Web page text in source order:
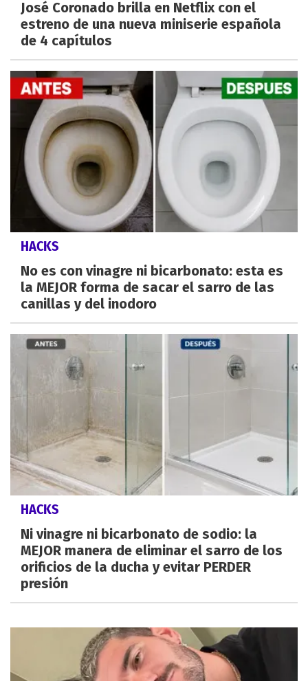
José Coronado brilla en Netflix con el
estreno de una nueva miniserie española
de 4 capítulos
HACKS
No es con vinagre ni bicarbonato: esta es
la MEJOR forma de sacar el sarro de las
canillas y del inodoro
HACKS
Ni vinagre ni bicarbonato de sodio: la
MEJOR manera de eliminar el sarro de los
orificios de la ducha y evitar PERDER
presión